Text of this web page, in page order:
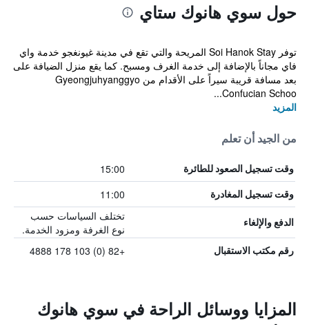
حول سوي هانوك ستاي
توفر Soi Hanok Stay المريحة والتي تقع في مدينة غيونغجو خدمة واي
فاي مجاناً بالإضافة إلى خدمة الغرف ومسبح. كما يقع منزل الضيافة على
بعد مسافة قريبة سيراً على الأقدام من Gyeongjuhyanggyo
Confucian Schoo...
المزيد
من الجيد أن تعلم
وقت تسجيل الصعود للطائرة 15:00
وقت تسجيل المغادرة 11:00
الدفع والإلغاء
تختلف السياسات حسب
نوع الغرفة ومزود الخدمة.
رقم مكتب الاستقبال +82 (0) 103 178 4888
المزايا ووسائل الراحة في سوي هانوك